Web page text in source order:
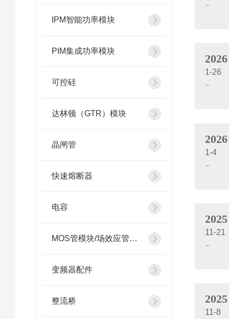
IPM智能功率模块
PIM集成功率模块
可控硅
达林顿（GTR）模块
晶闸管
快速熔断器
电容
MOS管模块/场效应管模块
变频器配件
整流桥
2026
1-26
2026
1-4
2025
11-21
2025
11-8